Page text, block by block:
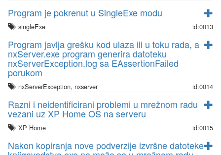
Program je pokrenut u SingleExe modu
singleExe id:0013
Program javlja grešku kod ulaza ili u toku rada, a
nxServer.exe program generira datoteku
nxServerException.log sa EAssertionFailed
porukom
nxServerException, nxserver id:0014
Razni i neidentificirani problemi u mrežnom radu
vezani uz XP Home OS na serveru
XP Home id:0015
Nakon kopiranja nove podverzije izvršne datoteke